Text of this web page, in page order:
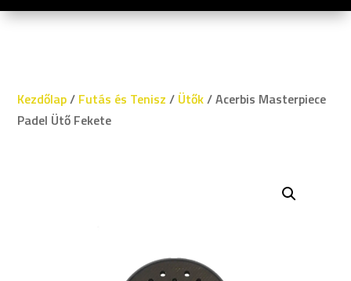
Kezdőlap/ Futás és Tenisz / Ütők/ Acerbis Masterpiece
Padel Ütő Fekete